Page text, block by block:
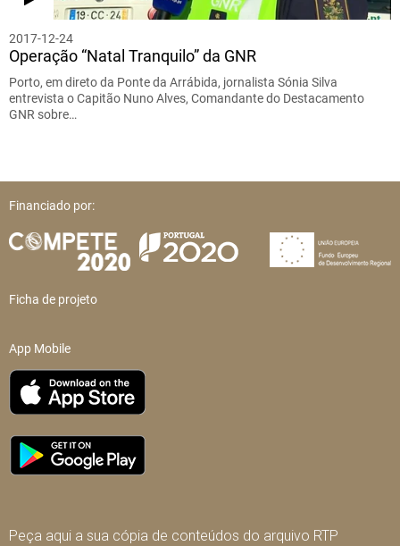
2017-12-24
Operação “Natal Tranquilo” da GNR
Porto, em direto da Ponte da Arrábida, jornalista Sónia Silva
entrevista o Capitão Nuno Alves, Comandante do Destacamento
GNR sobre…
Financiado por:
Ficha de projeto
App Mobile
Peça aqui a sua cópia de conteúdos do arquivo RTP